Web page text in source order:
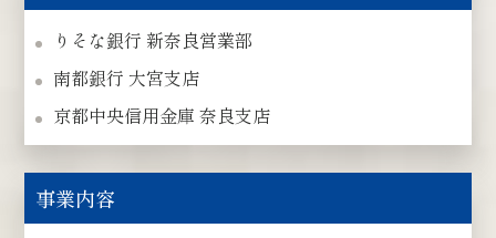
りそな銀行 新奈良営業部
南都銀行 大宮支店
京都中央信用金庫 奈良支店
事業内容